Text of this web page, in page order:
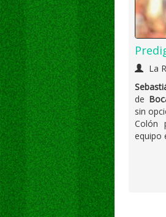
La
de
sin
Colón
equipo